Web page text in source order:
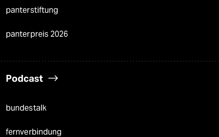
panterstiftung
panterpreis 2026
Podcast
bundestalk
fernverbindung